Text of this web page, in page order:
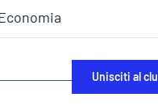
Unisciti al